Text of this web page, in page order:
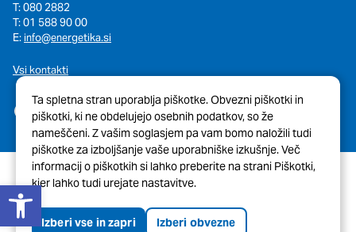
T: 080 2882
T: 01 588 90 00
E:info@energetika.si
Vsi kontakti
© 2026 Javni Holding Ljubljana
Piškotki
Tehnična pomoč spletne strani
Ta spletna stran uporablja piškotke. Obvezni piškotki in
piškotki, ki ne obdelujejo osebnih podatkov, so že
nameščeni. Z vašim soglasjem pa vam bomo naložili tudi
piškotke za izboljšanje vaše uporabniške izkušnje. Več
informacij o piškotkih si lahko preberite na strani Piškotki,
kjer lahko tudi urejate nastavitve.
Izberi vse in zapri Izberi obvezne
Open toolbar